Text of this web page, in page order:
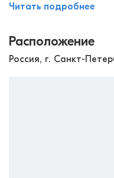
Читать подробнее
Расположение
Россия, г. Санкт-